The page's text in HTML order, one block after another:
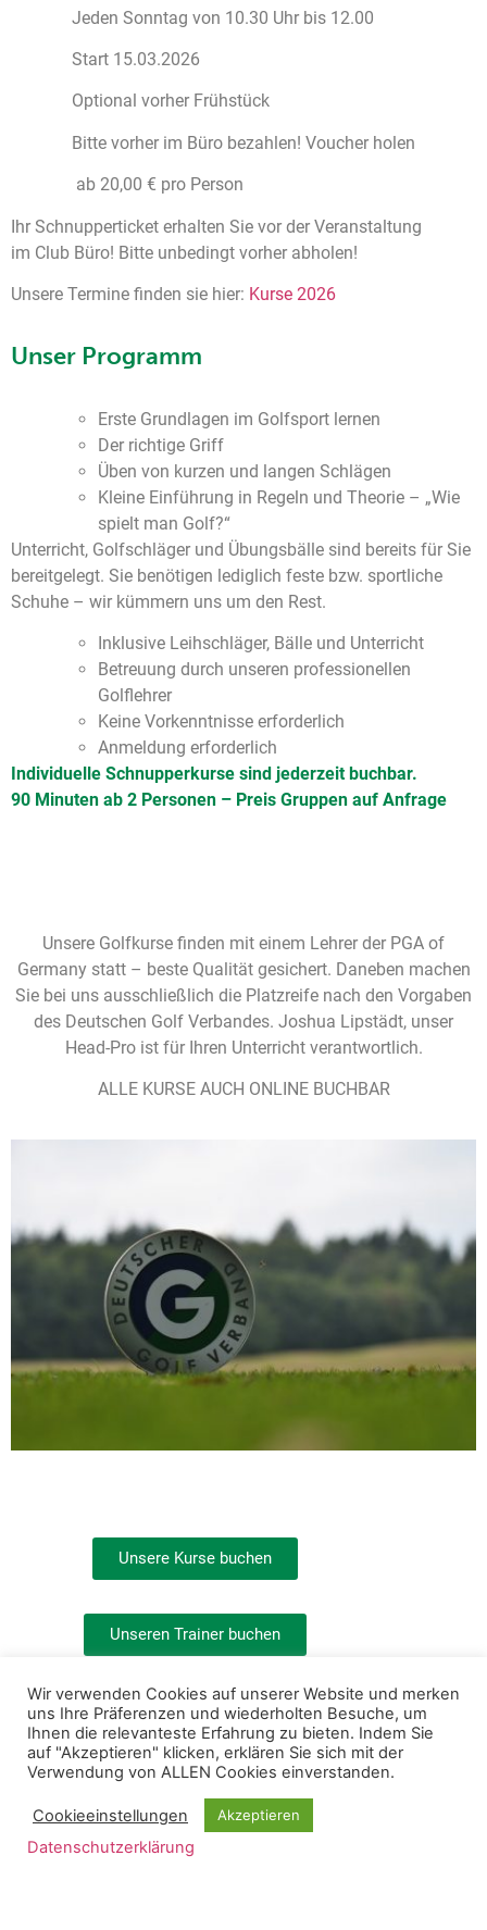
Jeden Sonntag von 10.30 Uhr bis 12.00
Start 15.03.2026
Optional vorher Frühstück
Bitte vorher im Büro bezahlen! Voucher holen
ab 20,00 € pro Person
Ihr Schnupperticket erhalten Sie vor der Veranstaltung
im Club Büro! Bitte unbedingt vorher abholen!
Unsere Termine finden sie hier: Kurse 2026
Unser Programm
Erste Grundlagen im Golfsport lernen
Der richtige Griff
Üben von kurzen und langen Schlägen
Kleine Einführung in Regeln und Theorie – „Wie
spielt man Golf?“
Unterricht, Golfschläger und Übungsbälle sind bereits für Sie
bereitgelegt. Sie benötigen lediglich feste bzw. sportliche
Schuhe – wir kümmern uns um den Rest.
Inklusive Leihschläger, Bälle und Unterricht
Betreuung durch unseren professionellen
Golflehrer
Keine Vorkenntnisse erforderlich
Anmeldung erforderlich
Individuelle Schnupperkurse sind jederzeit buchbar.
90 Minuten ab 2 Personen – Preis Gruppen auf Anfrage
Unsere Golfkurse finden mit einem Lehrer der PGA of
Germany statt – beste Qualität gesichert. Daneben machen
Sie bei uns ausschließlich die Platzreife nach den Vorgaben
des Deutschen Golf Verbandes. Joshua Lipstädt, unser
Head-Pro ist für Ihren Unterricht verantwortlich.
ALLE KURSE AUCH ONLINE BUCHBAR
Unsere Kurse buchen
Unseren Trainer buchen
Golf spielen mach glücklich und fördert die Gesundheit –
machen Sie jetzt den ersten Schritt und lernen Sie Golf
Wir verwenden Cookies auf unserer Website und merken
uns Ihre Präferenzen und wiederholten Besuche, um
Ihnen die relevanteste Erfahrung zu bieten. Indem Sie
auf "Akzeptieren" klicken, erklären Sie sich mit der
Verwendung von ALLEN Cookies einverstanden.
Cookieeinstellungen Akzeptieren
Datenschutzerklärung